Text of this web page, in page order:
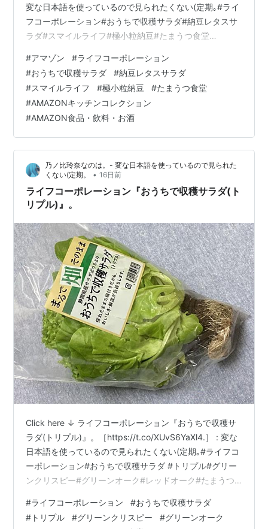
変な日本語を使っているので見られたくない(定期｡#ライ
フコーポレーション#おうちで収穫サラダ#納豆レタスサ
ラダ#スマイルライフ#極小粒納豆#たまうつ食堂
ひつじぃ💙💛💉💉💉💉💉(@Nonoi_Rena) 。
(@imotchimappu) July 23, 2026 @imotchimappu ライ
フコーポレーション 山梨産など国内産 収穫サラダ(ト…
#アマゾン #ライフコーポレーション
#おうちで収穫サラダ #納豆レタスサラダ
#スマイルライフ #極小粒納豆 #たまうつ食堂
#AMAZONキッチンコレクション
#AMAZON食品・飲料・お酒
乃ノ比玲奈なのは。- 変な日本語を使っているので見られた
くない(定期。
• 16日前
ライフコーポレーション『おうちで収穫サラダ(ト
リプル)』。
Click here ↓ ライフコーポレーション『おうちで収穫サ
ラダ(トリプル)』。［https://t.co/XUvS6YaXl4.］ : 変な
日本語を使っているので見られたくない(定期｡#ライフコ
ーポレーション#おうちで収穫サラダ #トリプル#グリー
ンクリスピー#グリーンオーク#レッドオーク#たまうつ
pic.twitter.com/FaSL0t1Fcf — ひつじぃ💙💛💉💉💉💉💉
(@Nonoi_Rena) 。 (@imotchimappu) July 23, 2026
#ライフコーポレーション #おうちで収穫サラダ
# トリプル #グリーンクリスピー #グリーンオーク